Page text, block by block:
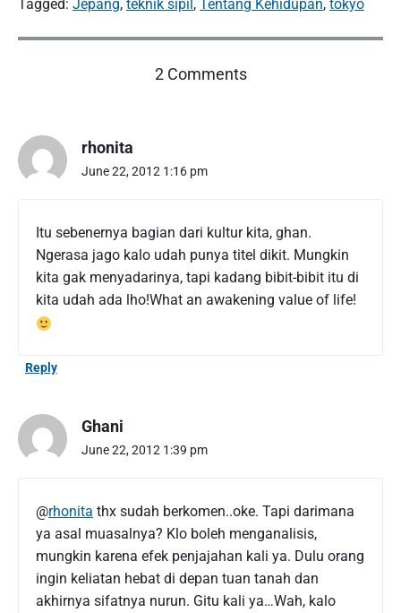
Tagged: Jepang, teknik sipil, Tentang Kehidupan, tokyo
2 Commentso
o
n
g
L
e
rhonita
June 22, 2012 1:16 pm
Itu sebenernya bagian dari kultur kita, ghan.
Ngerasa jago kalo udah punya titel dikit. Mungkin
kita gak menyadarinya, tapi kadang bibit-bibit itu di
kita udah ada lho!What an awakening value of life!
Reply
Ghani
June 22, 2012 1:39 pm
@rhonita thx sudah berkomen..oke. Tapi darimana
ya asal muasalnya? Klo boleh menganalisis,
mungkin karena efek penjajahan kali ya. Dulu orang
ingin keliatan hebat di depan tuan tanah dan
akhirnya sifatnya nurun. Gitu kali ya…Wah, kalo